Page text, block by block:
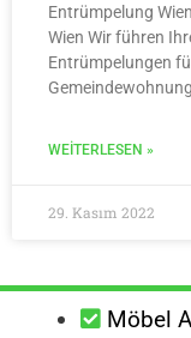
Entrümpelung
Wien Wir führen
Entrümpelungen
WEITERLESEN »
29. Kasım 2022
Möbel